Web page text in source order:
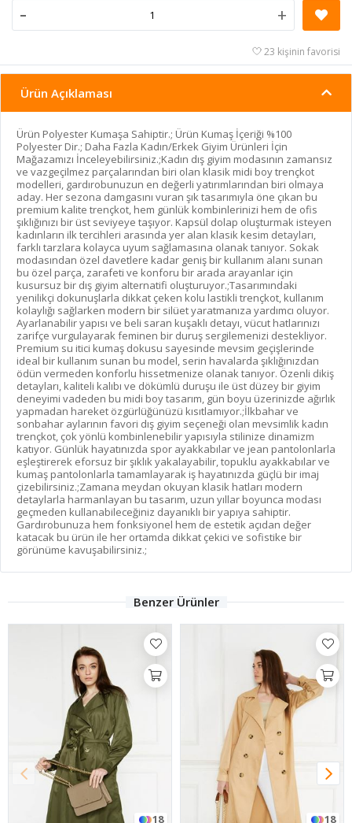
- +
23 kişinin favorisi
Ürün Açıklaması
Ürün Polyester Kumaşa Sahiptir.; Ürün Kumaş İçeriği %100
Polyester Dir.; Daha Fazla Kadın/Erkek Giyim Ürünleri İçin
Mağazamızı İnceleyebilirsiniz.;Kadın dış giyim modasının zamansız
ve vazgeçilmez parçalarından biri olan klasik midi boy trençkot
modelleri, gardırobunuzun en değerli yatırımlarından biri olmaya
aday. Her sezona damgasını vuran şık tasarımıyla öne çıkan bu
premium kalite trençkot, hem günlük kombinlerinizi hem de ofis
şıklığınızı bir üst seviyeye taşıyor. Kapsül dolap oluşturmak isteyen
kadınların ilk tercihleri arasında yer alan klasik kesim detayları,
farklı tarzlara kolayca uyum sağlamasına olanak tanıyor. Sokak
modasından özel davetlere kadar geniş bir kullanım alanı sunan
bu özel parça, zarafeti ve konforu bir arada arayanlar için
kusursuz bir dış giyim alternatifi oluşturuyor.;Tasarımındaki
yenilikçi dokunuşlarla dikkat çeken kolu lastikli trençkot, kullanım
kolaylığı sağlarken modern bir silüet yaratmanıza yardımcı oluyor.
Ayarlanabilir yapısı ve beli saran kuşaklı detayı, vücut hatlarınızı
zarifçe vurgulayarak feminen bir duruş sergilemenizi destekliyor.
Premium su itici kumaş dokusu sayesinde mevsim geçişlerinde
ideal bir kullanım sunan bu model, serin havalarda şıklığınızdan
ödün vermeden konforlu hissetmenize olanak tanıyor. Özenli dikiş
detayları, kaliteli kalıbı ve dökümlü duruşu ile üst düzey bir giyim
deneyimi vadeden bu midi boy tasarım, gün boyu üzerinizde ağırlık
yapmadan hareket özgürlüğünüzü kısıtlamıyor.;İlkbahar ve
sonbahar aylarının favori dış giyim seçeneği olan mevsimlik kadın
trençkot, çok yönlü kombinlenebilir yapısıyla stilinize dinamizm
katıyor. Günlük hayatınızda spor ayakkabılar ve jean pantolonlarla
eşleştirerek eforsuz bir şıklık yakalayabilir, topuklu ayakkabılar ve
kumaş pantolonlarla tamamlayarak iş hayatınızda güçlü bir imaj
çizebilirsiniz.;Zamana meydan okuyan klasik hatları modern
detaylarla harmanlayan bu tasarım, uzun yıllar boyunca modası
geçmeden kullanabileceğiniz dayanıklı bir yapıya sahiptir.
Gardırobunuza hem fonksiyonel hem de estetik açıdan değer
katacak bu ürün ile her ortamda dikkat çekici ve sofistike bir
görünüme kavuşabilirsiniz.;
Benzer Ürünler
18 5